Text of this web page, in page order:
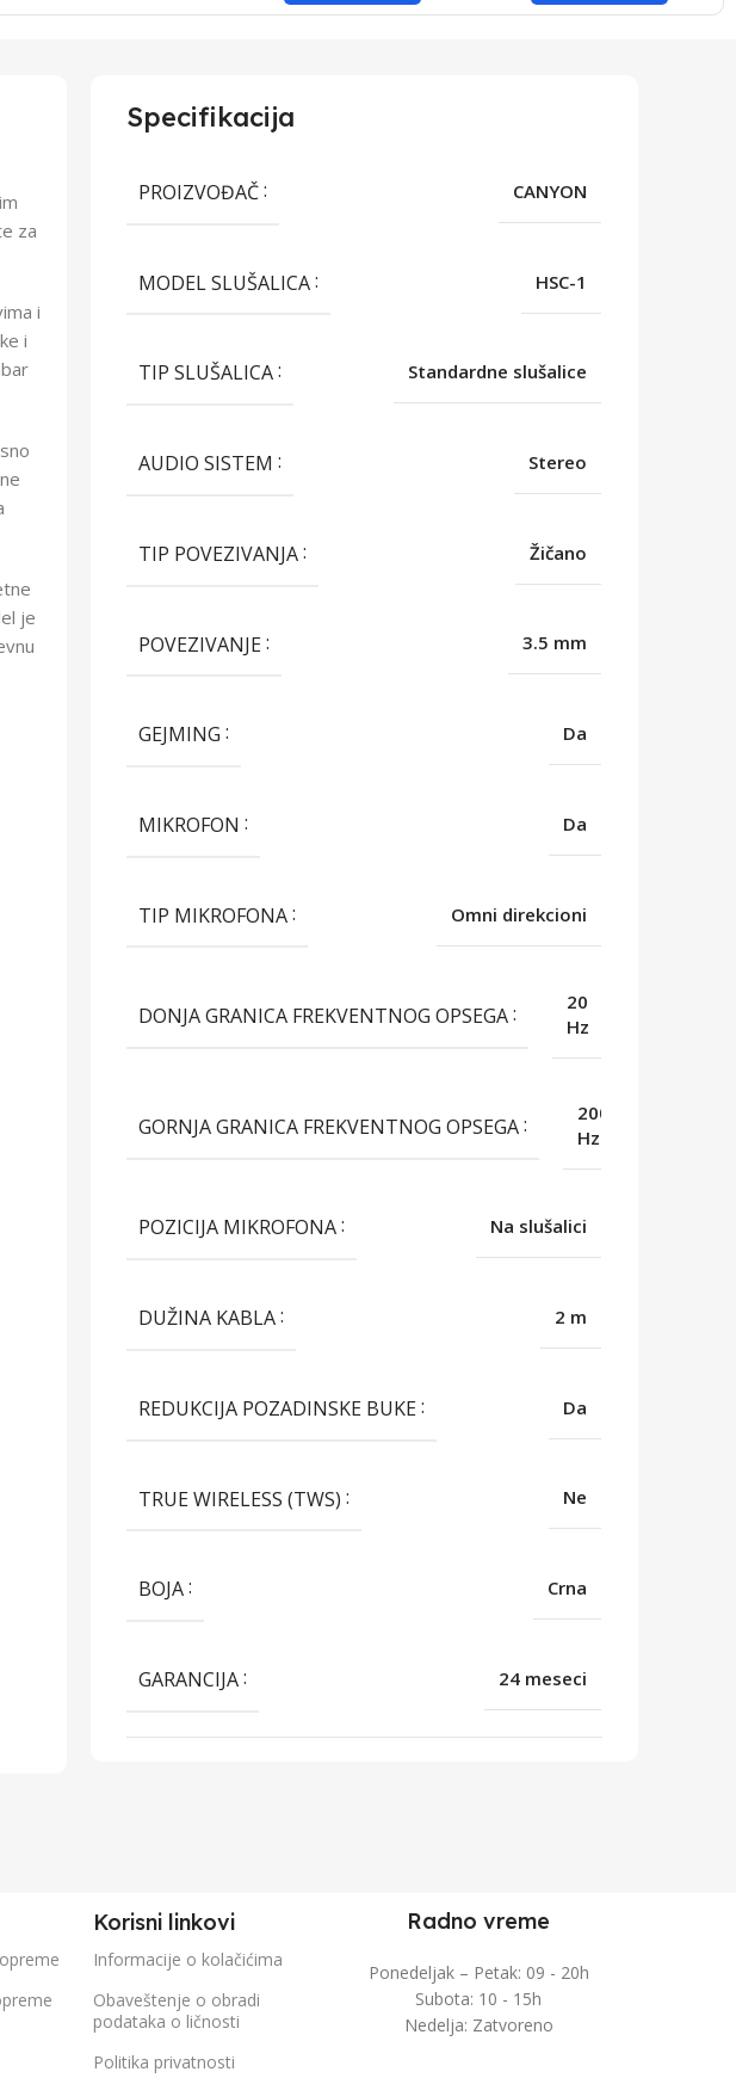
za
i
i
je
Specifikacija
PROIZVOĐAČ CANYON
MODEL SLUŠALICA HSC-1
TIP SLUŠALICA Standardne slušalice
AUDIO SISTEM Stereo
TIP POVEZIVANJA Žičano
POVEZIVANJE 3.5 mm
GEJMING Da
MIKROFON Da
TIP MIKROFONA Omni direkcioni
DONJA GRANICA FREKVENTNOG OPSEGA
20
Hz
GORNJA GRANICA FREKVENTNOG OPSEGA
20000
Hz
POZICIJA MIKROFONA Na slušalici
DUŽINA KABLA 2 m
REDUKCIJA POZADINSKE BUKE Da
TRUE WIRELESS (TWS) Ne
BOJA Crna
GARANCIJA 24 meseci
Korisni linkovi
Informacije o kolačićima
Obaveštenje o obradi
podataka o ličnosti
Politika privatnosti
Radno vreme
Ponedeljak – Petak: 09 - 20h
Subota: 10 - 15h
Nedelja: Zatvoreno